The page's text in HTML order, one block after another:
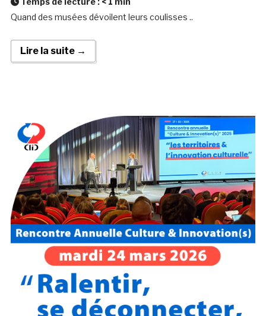
Quand des musées dévoilent leurs coulisses ..
Lire la suite →